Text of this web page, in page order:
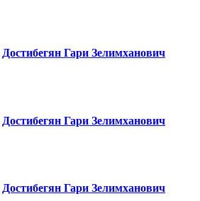
Достибегян Гари Зелимханович
Достибегян Гари Зелимханович
Достибегян Гари Зелимханович